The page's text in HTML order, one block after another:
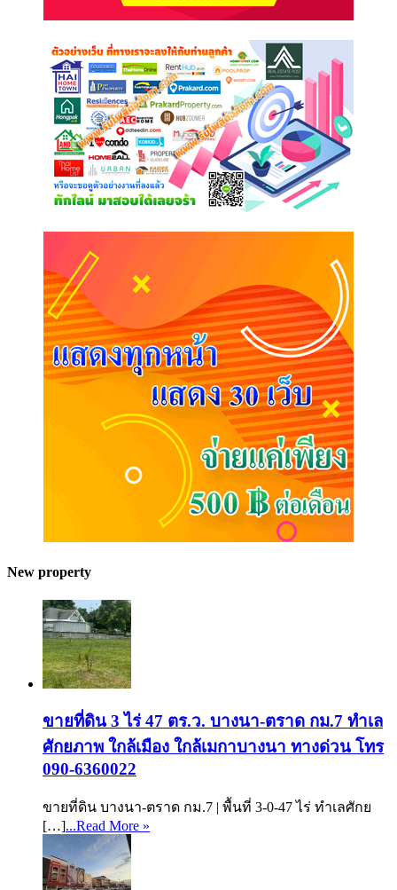
New property
ขายที่ดิน 3 ไร่ 47 ตร.ว. บางนา-ตราด กม.7 ทำเล
ศักยภาพ ใกล้เมือง ใกล้เมกาบางนา ทางด่วน โทร
090-6360022
ขายที่ดิน บางนา-ตราด กม.7 | พื้นที่ 3-0-47 ไร่ ทำเลศักย
[…]...Read More »